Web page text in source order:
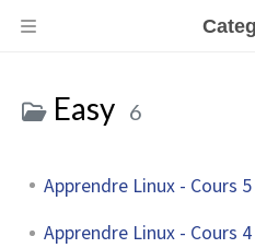
Easy 6
Apprendre Linux - Cours 5
Apprendre Linux - Cours 4